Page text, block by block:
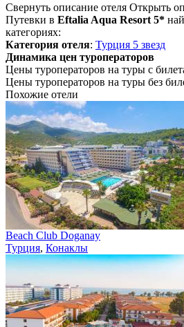
Свернуть описание отеля Открыть
Путевки в Eftalia Aqua Resort 5*
категориях:
Категория отеля: Турция 5 звезд
Динамика цен туроператоров
Цены туроператоров на туры с
Цены туроператоров на туры без
Похожие отели
Beach Club Doganay
Турция, Конаклы